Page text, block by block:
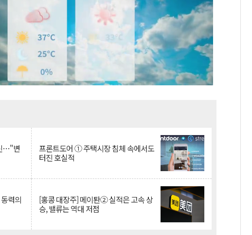
…"변 프론트도어 ① 주택시장 침체 속에서도
터진 호실적
력의 [홍콩 대장주] 메이퇀② 실적은 고속 상
승, 밸류는 역대 저점